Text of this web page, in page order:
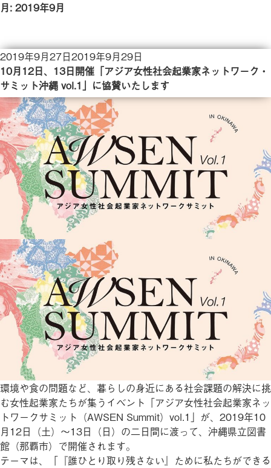
月: 2019年9月
投
稿
日:
2019年9月27日2019年9月29日
10月12日、13日開催「アジア女性社会起業家ネットワーク・
サミット沖縄 vol.1」に協賛いたします
環境や食の問題など、暮らしの身近にある社会課題の解決に挑
む女性起業家たちが集うイベント「アジア女性社会起業家ネッ
トワークサミット（AWSEN Summit）vol.1」が、2019年10
月12日（土）～13日（日）の二日間に渡って、沖縄県立図書
館（那覇市）で開催されます。
テーマは、「『誰ひとり取り残さない』ために私たちができる